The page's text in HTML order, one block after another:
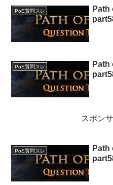
PoE質問スレ
Path
PoE質問スレ
Path
スポン
PoE質問スレ
Path